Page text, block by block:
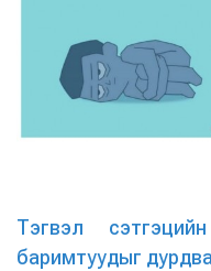
Тэгвэл
баримтуудыг